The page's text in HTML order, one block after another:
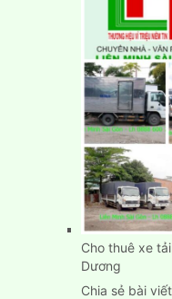
Cho thuê xe
Dương
Chia sẻ bài